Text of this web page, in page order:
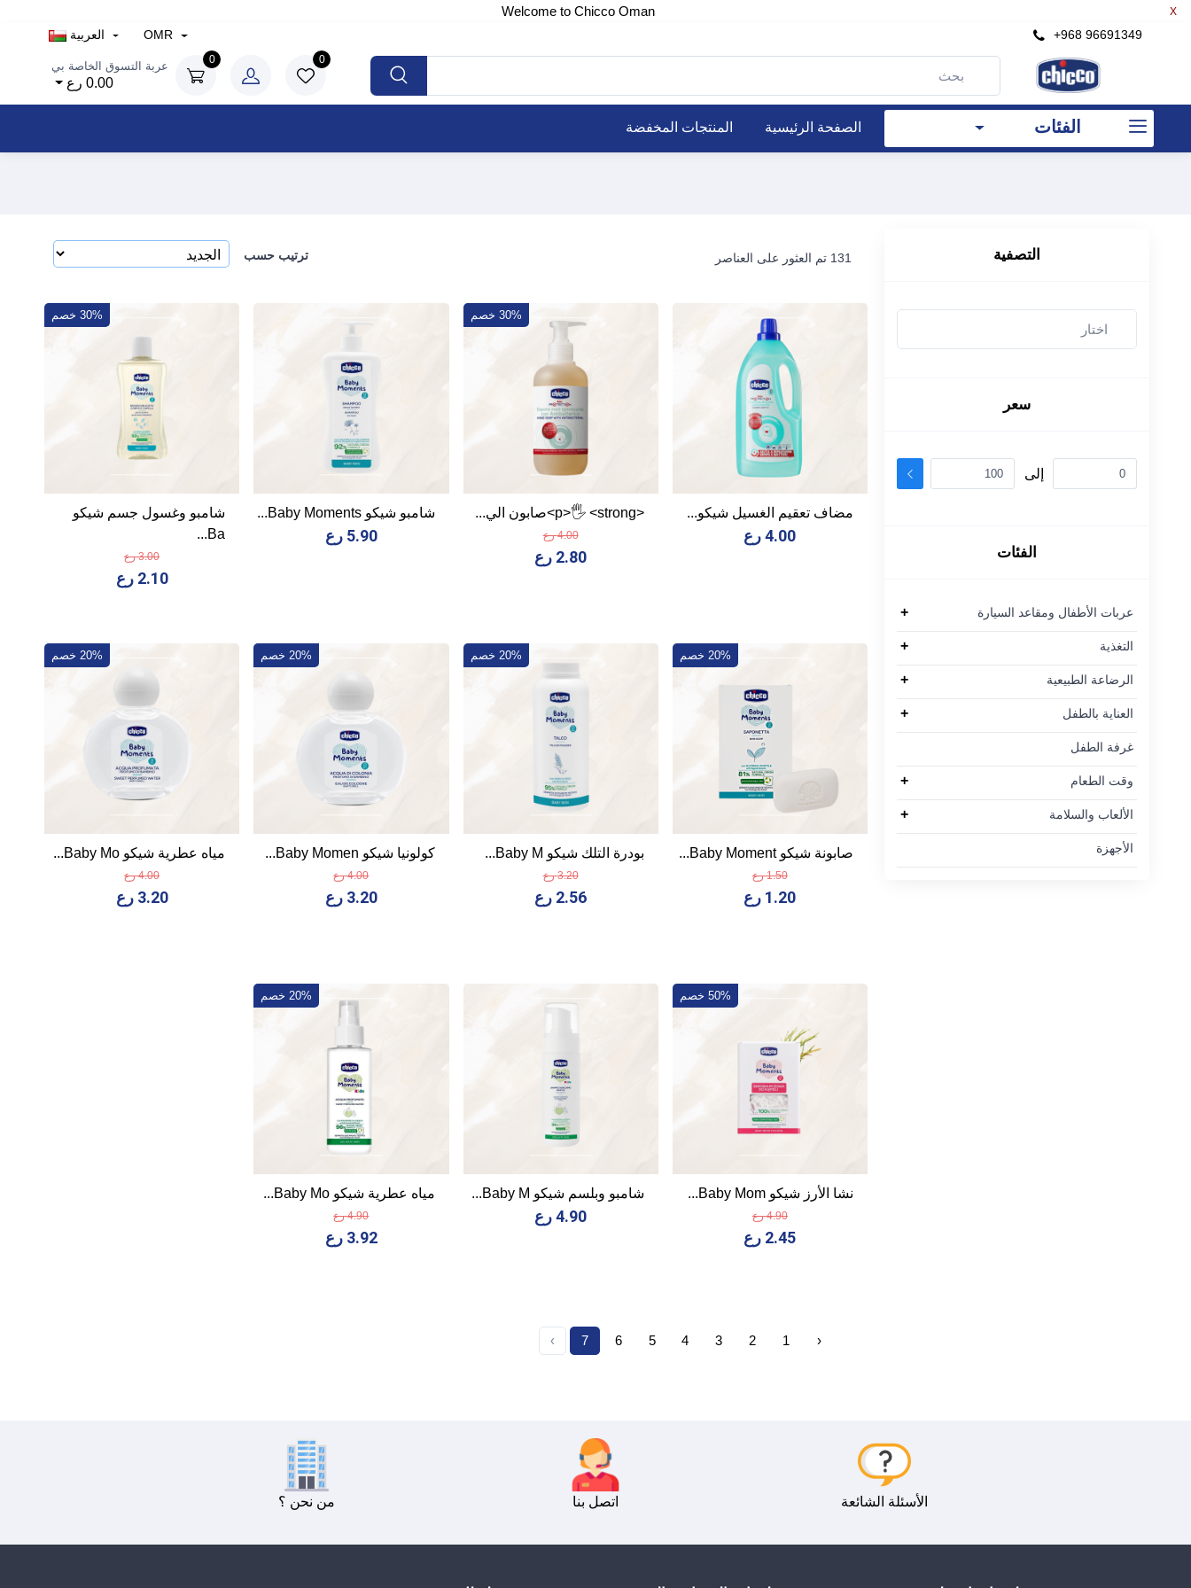
Welcome to Chicco Oman X
+968 96691349
OMR
0
0 عربة التسوق الخاصة بي
0.00 رع
الفئات الصفحة الرئيسية المنتجات المخفضة
التصفية
سعر
إلى
الفئات
عربات الأطفال ومقاعد السيارة +
التغذية +
الرضاعة الطبيعية +
العناية بالطفل +
غرفة الطفل
وقت الطعام +
الألعاب والسلامة +
الأجهزة
131 تم العثور على العناصر ترتيب حسب
مضاف تعقيم الغسيل شيكو...
4.00 رع
30% خصم
<p>🖐️ <strong>صابون الي...
4.00 رع
2.80 رع
شامبو شيكو Baby Moments...
5.90 رع
30% خصم
شامبو وغسول جسم شيكو
Ba...
3.00 رع
2.10 رع
20% خصم
صابونة شيكو Baby Moment...
1.50 رع
1.20 رع
20% خصم
بودرة التلك شيكو Baby M...
3.20 رع
2.56 رع
20% خصم
كولونيا شيكو Baby Momen...
4.00 رع
3.20 رع
20% خصم
مياه عطرية شيكو Baby Mo...
4.00 رع
3.20 رع
50% خصم
نشا الأرز شيكو Baby Mom...
4.90 رع
2.45 رع
شامبو وبلسم شيكو Baby M...
4.90 رع
20% خصم
مياه عطرية شيكو Baby Mo...
4.90 رع
3.92 رع
‹
1
2
3
4
5
6
7
›
من نحن ؟ اتصل بنا الأسئلة الشائعة